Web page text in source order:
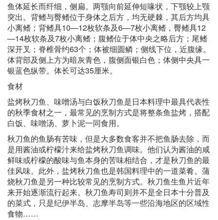
鱼体延长而纤细，侧扁。两颚向前延伸短喙状，下颚较上颚
突出。背鳍与臀鳍位于身体之后方，均无硬棘，其后方均具
小离鳍；背鳍具10—12枚软条及6—7枚小离鳍，臀鳍具12
—14枚软条及7枚小离鳍；腹鳍位于体中央之略后方；尾鳍
深开叉；脊椎骨约63个；体被细圆鳞；侧线下位，近腹缘。
体背部及侧上方为暗灰青色，腹侧面银白色；体侧中央具一
银蓝色纵带。体长可达35厘米。
食材
盐烤秋刀鱼、味噌汤与白饭秋刀鱼是日本料理中最具代表性
的秋季食材之一，最常见的烹制方式是将整条鱼盐烤，搭配
白饭、味噌汤、萝卜泥一同食用。
秋刀鱼的鱼肠有苦味，但是大多数食客并不把鱼肠去除，而
是用酱油或柠檬汁来给盐烤秋刀鱼调味。他们认为酱油的咸
鲜味或柠檬的酸味与鱼本身的苦味相结合，才是秋刀鱼的最
佳风味。此外，盐烤秋刀鱼也是韩国料理中的一道菜肴。蒲
烧秋刀鱼是另一种比较常见的烹制方式。秋刀鱼生鱼片近年
来开始逐渐流行起来。秋刀鱼寿司则并不是全日本十分普及
的菜式，只是纪伊半岛、志摩半岛等一些沿海地区的区域性
食物……